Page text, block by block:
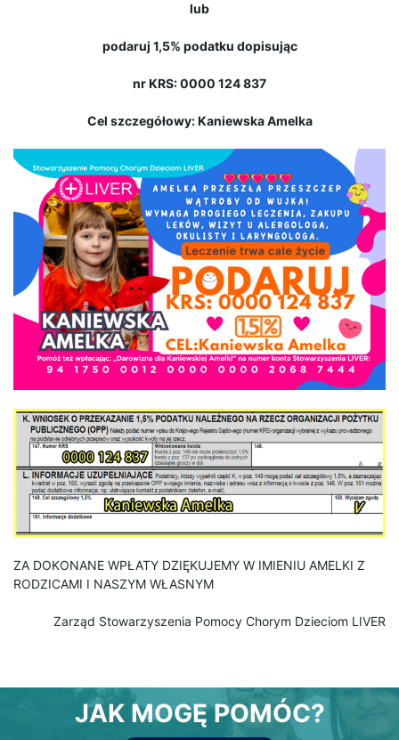
lub
podaruj 1,5% podatku dopisując
nr KRS: 0000 124 837
Cel szczegółowy: Kaniewska Amelka
ZA DOKONANE WPŁATY DZIĘKUJEMY W IMIENIU AMELKI Z
RODZICAMI I NASZYM WŁASNYM
Zarząd Stowarzyszenia Pomocy Chorym Dzieciom LIVER
JAK MOGĘ POMÓC?